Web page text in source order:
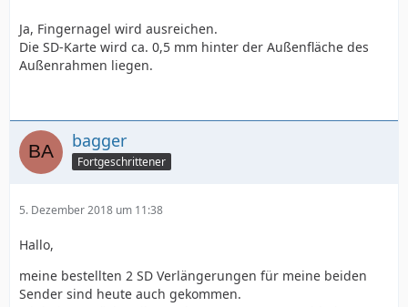
Ja, Fingernagel wird ausreichen.
Die SD-Karte wird ca. 0,5 mm hinter der Außenfläche des
Außenrahmen liegen.
bagger
Fortgeschrittener
5. Dezember 2018 um 11:38
Hallo,
meine bestellten 2 SD Verlängerungen für meine beiden
Sender sind heute auch gekommen.